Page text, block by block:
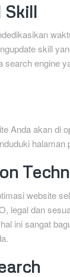
Skill
skill
search engine
Anda akan di
halaman
website
legal dan
ini sangat